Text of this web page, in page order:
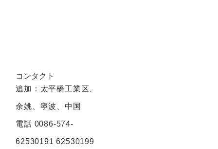
コンタクト
追加：太平橋工業区、
余姚、寧波、中国
電話 0086-574-
62530191 62530199